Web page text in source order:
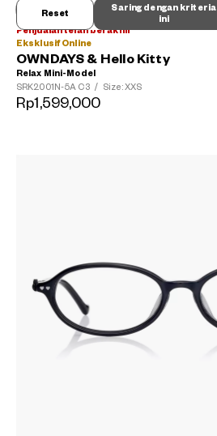
Saring dengan kriteria
ini
Reset
Penjualan telah berakhir
Eksklusif Online
OWNDAYS & Hello Kitty
Relax Mini-Model
SRK2001N-5A C3 / Size: XXS
Rp1,599,000